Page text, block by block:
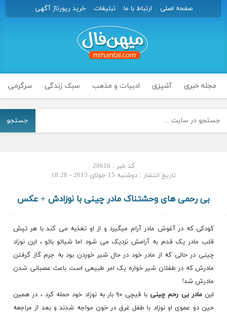
صفحه اصلی ارتباط با ما تبلیغات خرید رپورتاژ آگهی
مجله خبری آشپزی ادبیات و مذهب سبک زندگی سرگرمی
جستجو
کد خبر : 28616
تاریخ انتشار : دوشنبه 15 جولای 2013 - 18:28
بی رحمی های وحشتناک مادر چینی با نوزادش + عکس
کودکی که در آغوش مادر آرام میگیرد و از او تغذیه می کند با هر تپش
قلب مادر یک قدم به آرامش نزدیک می شود اما شیائو بائو ، این نوزاد
چینی در حالی که از مادر خود در حال شیر خوردن بود به جرم گاز گرفتن
مادرش که در طفلان شیر خواره یک امر طبیعی است باعث عصبانی شدن
مادرش شد!
اینمادر بی رحم چینی
با قیچی ۹۰ بار به نوزاد خود حمله کرد ، در همین
حین دو عموی او نوزاد با طفل غرق در خون مواجه شدند و بعد از مراجعه